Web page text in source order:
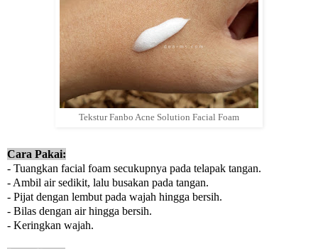
Tekstur Fanbo Acne Solution Facial Foam
Cara Pakai:
- Tuangkan facial foam secukupnya pada telapak tangan.
- Ambil air sedikit, lalu busakan pada tangan.
- Pijat dengan lembut pada wajah hingga bersih.
- Bilas dengan air hingga bersih.
- Keringkan wajah.